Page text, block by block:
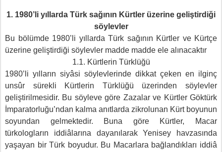
1. 1980’li yıllarda Türk sağının Kürtler üzerine geliştirdiği
söylevler
Bu bölümde 1980’li yıllarda Türk sağının Kürtler ve Kürtçe
üzerine geliştirdiği söylevler madde madde ele alınacaktır
1.1. Kürtlerin Türklüğü
1980’li yılların siyâsi söylevlerinde dikkat çeken en ilginç
unsûr sürekli Kürtlerin Türklüğü üzerinden söylevler
geliştirilmesidir. Bu söyleve göre Zazalar ve Kürtler Göktürk
İmparatorluğu’ndan kalma anıtlarda zikrolunan Kürt boyunun
soyundan gelmektedir. Buna göre Kürtler, Macar
türkologların iddiâlarına dayanılarak Yenisey havzasında
yaşayan bir Türk boyudur. Bu Macarlara bağlandıkları iddiâ